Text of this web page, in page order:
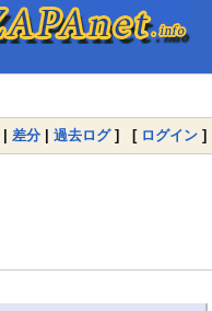
| 差分 | 過去ログ] [ ログイン ]